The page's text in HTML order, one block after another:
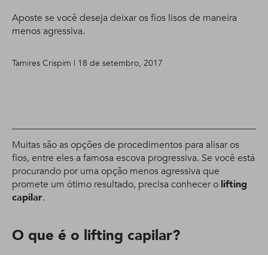
Aposte se você deseja deixar os fios lisos de maneira
menos agressiva.
Tamires Crispim | 18 de setembro, 2017
Muitas são as opções de procedimentos para alisar os
fios, entre eles a famosa escova progressiva. Se você está
procurando por uma opção menos agressiva que
promete um ótimo resultado, precisa conhecer o lifting
capilar.
O que é o lifting capilar?